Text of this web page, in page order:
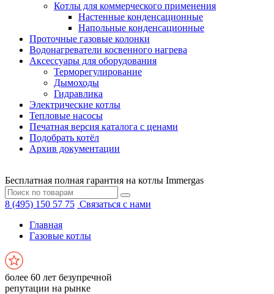
Котлы для коммерческого применения
Настенные конденсационные
Напольные конденсационные
Проточные газовые колонки
Водонагреватели косвенного нагрева
Аксессуары для оборудования
Терморегулирование
Дымоходы
Гидравлика
Электрические котлы
Тепловые насосы
Печатная версия каталога с ценами
Подобрать котёл
Архив документации
Бесплатная полная гарантия на котлы Immergas
8 (495) 150 57 75 Связаться с нами
Главная
Газовые котлы
более 60 лет безупречной
репутации на рынке